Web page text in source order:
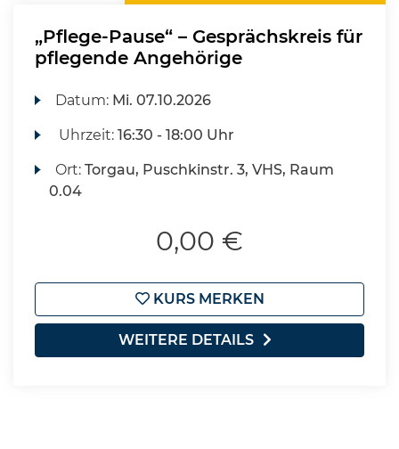
„Pflege-Pause“ – Gesprächskreis für
pflegende Angehörige
Datum: Mi. 07.10.2026
Uhrzeit:16:30 - 18:00 Uhr
Ort:Torgau, Puschkinstr. 3, VHS, Raum
0.04
0,00 €
KURS MERKEN
WEITERE DETAILS